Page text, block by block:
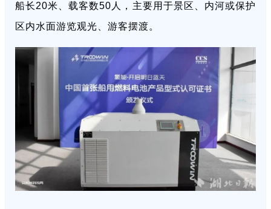
船长20米、载客数50人，主要用于景区、内河或保护
区内水面游览观光、游客摆渡。